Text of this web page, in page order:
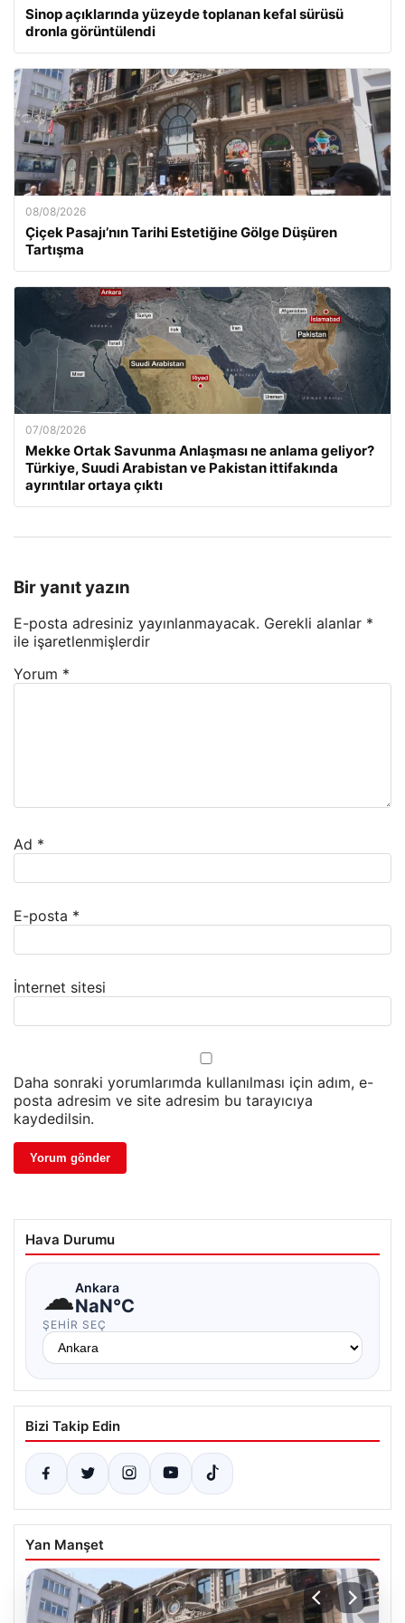
Sinop açıklarında yüzeyde toplanan kefal sürüsü
dronla görüntülendi
08/08/2026
Çiçek Pasajı’nın Tarihi Estetiğine Gölge Düşüren
Tartışma
07/08/2026
Mekke Ortak Savunma Anlaşması ne anlama geliyor?
Türkiye, Suudi Arabistan ve Pakistan ittifakında
ayrıntılar ortaya çıktı
Bir yanıt yazın
E-posta adresiniz yayınlanmayacak. Gerekli alanlar *
ile işaretlenmişlerdir
Yorum *
Ad *
E-posta *
İnternet sitesi
Daha sonraki yorumlarımda kullanılması için adım, e-
posta adresim ve site adresim bu tarayıcıya
kaydedilsin.
Hava Durumu
☁Ankara
NaN°C
ŞEHIR SEÇ
Bizi Takip Edin
Yan Manşet